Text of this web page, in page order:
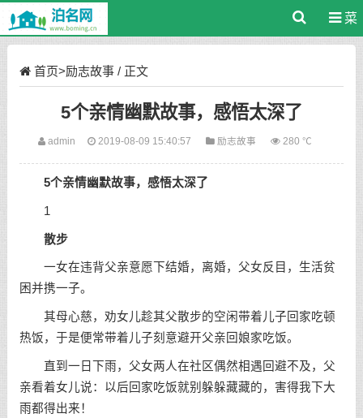
菜
首页>励志故事/ 正文
5个亲情幽默故事，感悟太深了
admin 2019-08-09 15:40:57 励志故事 280 ℃
5个亲情幽默故事，感悟太深了
1
散步
一女在违背父亲意愿下结婚，离婚，父女反目，生活贫
困并携一子。
其母心慈，劝女儿趁其父散步的空闲带着儿子回家吃顿
热饭，于是便常带着儿子刻意避开父亲回娘家吃饭。
直到一日下雨，父女两人在社区偶然相遇回避不及，父
亲看着女儿说：以后回家吃饭就别躲躲藏藏的，害得我下大
雨都得出来！